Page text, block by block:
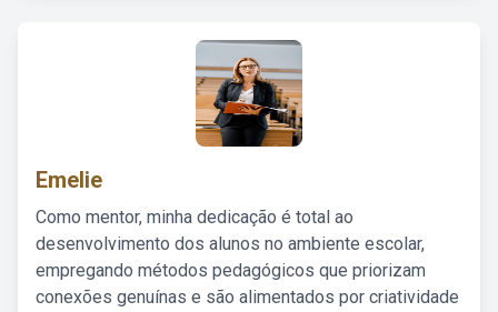
Emelie
Como mentor, minha dedicação é total ao
desenvolvimento dos alunos no ambiente escolar,
empregando métodos pedagógicos que priorizam
conexões genuínas e são alimentados por criatividade